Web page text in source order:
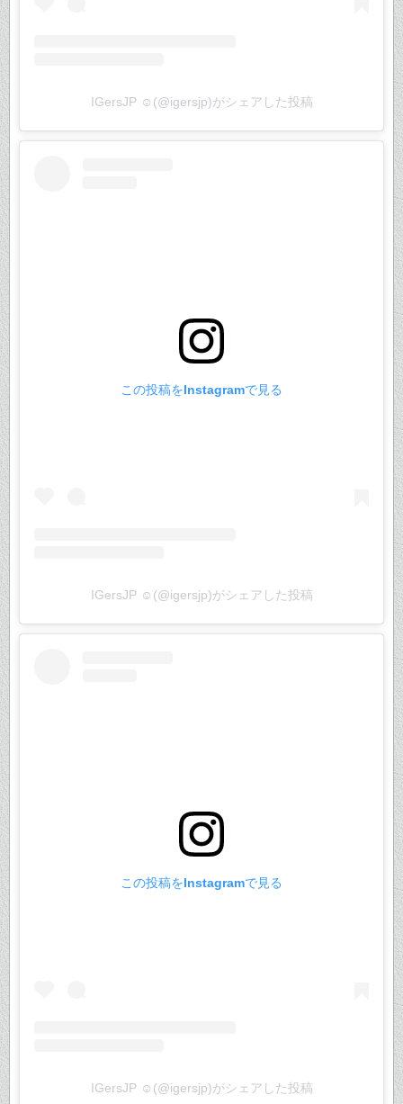
IGersJP ☺︎(@igersjp)がシェアした投稿
この投稿をInstagramで見る
IGersJP ☺︎(@igersjp)がシェアした投稿
この投稿をInstagramで見る
IGersJP ☺︎(@igersjp)がシェアした投稿